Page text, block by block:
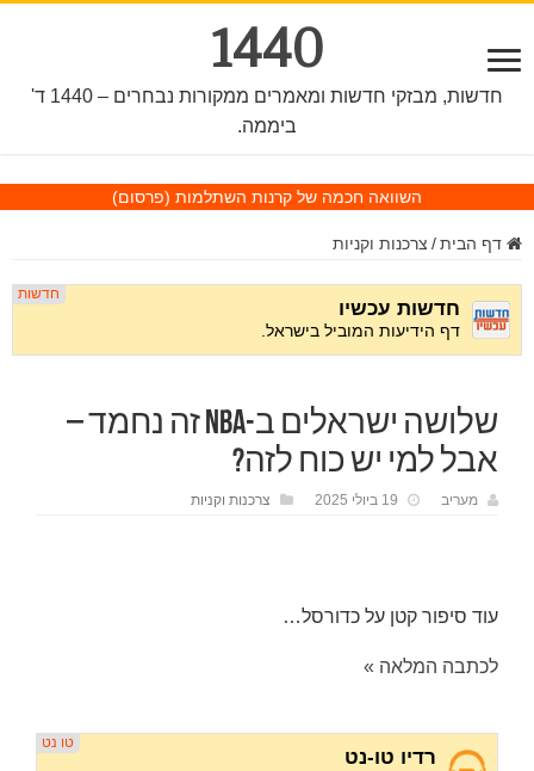
1440
חדשות, מבזקי חדשות ומאמרים ממקורות נבחרים – 1440 ד'
ביממה.
השוואה חכמה של קרנות השתלמות (פרסום)
דף הבית / צרכנות וקניות
שלושה ישראלים ב-NBA זה נחמד –
אבל למי יש כוח לזה?
מעריב 19 ביולי 2025 צרכנות וקניות
עוד סיפור קטן על כדורסל…
לכתבה המלאה »